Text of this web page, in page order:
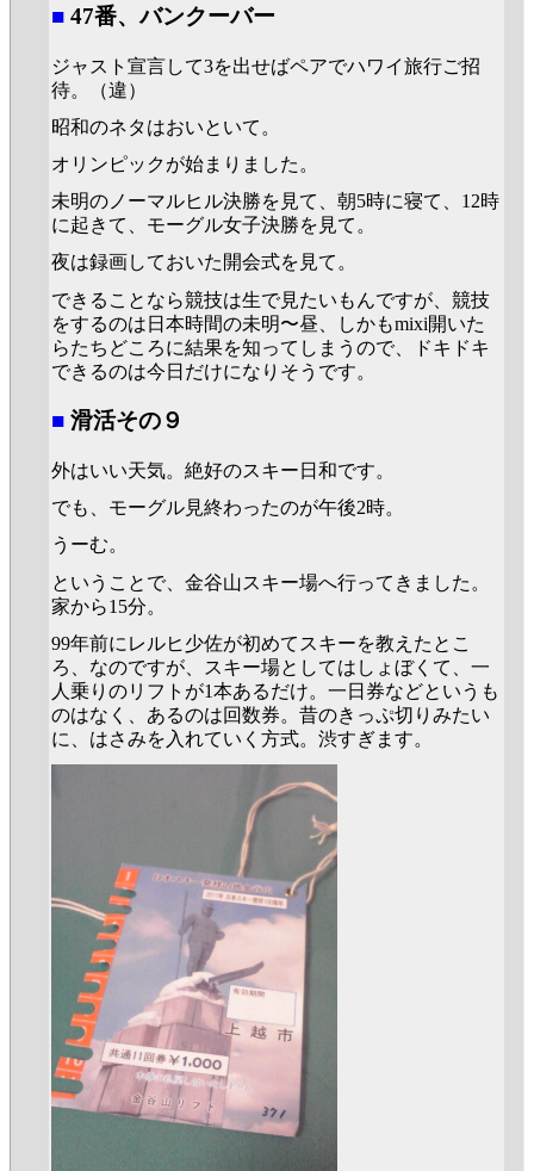
■ 47番、バンクーバー
ジャスト宣言して3を出せばペアでハワイ旅行ご招
待。（違）
昭和のネタはおいといて。
オリンピックが始まりました。
未明のノーマルヒル決勝を見て、朝5時に寝て、12時
に起きて、モーグル女子決勝を見て。
夜は録画しておいた開会式を見て。
できることなら競技は生で見たいもんですが、競技
をするのは日本時間の未明〜昼、しかもmixi開いた
らたちどころに結果を知ってしまうので、ドキドキ
できるのは今日だけになりそうです。
■ 滑活その９
外はいい天気。絶好のスキー日和です。
でも、モーグル見終わったのが午後2時。
うーむ。
ということで、金谷山スキー場へ行ってきました。
家から15分。
99年前にレルヒ少佐が初めてスキーを教えたとこ
ろ、なのですが、スキー場としてはしょぼくて、一
人乗りのリフトが1本あるだけ。一日券などというも
のはなく、あるのは回数券。昔のきっぷ切りみたい
に、はさみを入れていく方式。渋すぎます。